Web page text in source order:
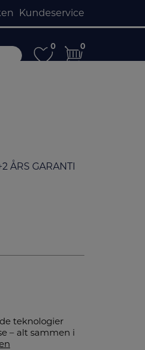
Kundeservice
0
0 0
0
ÅRS GARANTI
teknologier
– alt sammen i